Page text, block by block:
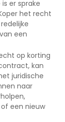
er sprake
het recht
een
op korting
kan
juridische
naar
een nieuw